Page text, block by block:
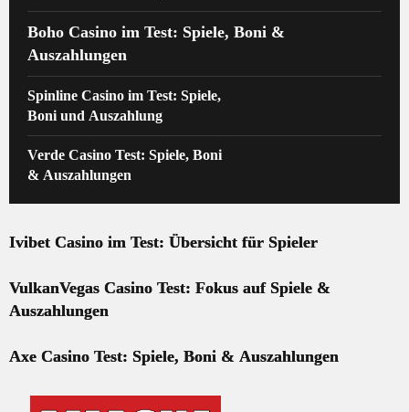
Boho Casino im Test: Spiele, Boni &
Auszahlungen
Spinline Casino im Test: Spiele,
Boni und Auszahlung
Verde Casino Test: Spiele, Boni
& Auszahlungen
Ivibet Casino im Test: Übersicht für Spieler
VulkanVegas Casino Test: Fokus auf Spiele &
Auszahlungen
Axe Casino Test: Spiele, Boni & Auszahlungen